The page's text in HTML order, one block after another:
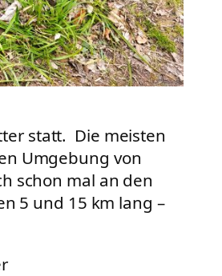
statt. Die meisten
Umgebung von
schon mal an den
5 und 15 km lang –